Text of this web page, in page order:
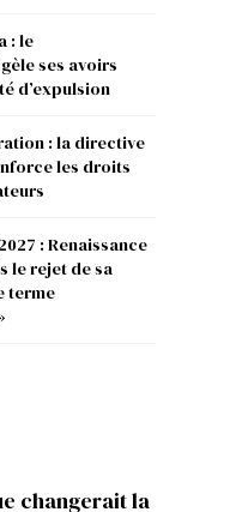
: le
ses avoirs
d’expulsion
: la directive
les droits
: Renaissance
le rejet de sa
terme
changerait la